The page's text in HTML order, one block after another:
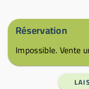
Réservation
Impossible. Vente